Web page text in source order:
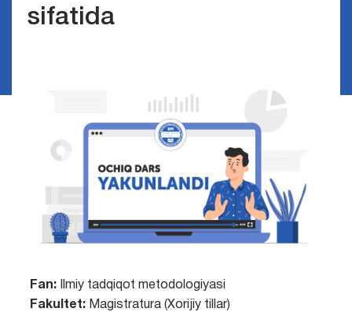
sifatida
Fan:Ilmiy tadqiqot metodologiyasi
Fakultet:Magistratura (Xorijiy tillar)